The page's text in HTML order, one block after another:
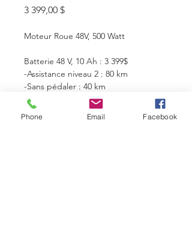
3 399,00 $Prix
Moteur Roue 48V, 500 Watt
Batterie 48 V, 10 Ah : 3 399$
-Assistance niveau 2 : 80 km
-Sans pédaler : 40 km
Batterie 48 V, 14 Ah : 3 799$
Phone Email Facebook